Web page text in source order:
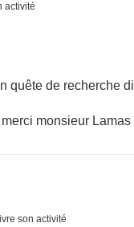
activité
quête de recherche
monsieur
son activité